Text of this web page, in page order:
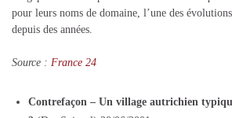
pour leurs noms de domaine, l’une des
depuis des années.
Source : France 24
Contrefaçon – Un village autrichien